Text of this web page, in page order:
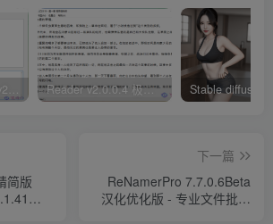
Reader v2.0.0.4 极简小说阅读器支持导入在线及离线书源
简版
，
下一篇
ReNamerPro 7.7.0.6Beta
汉化优化版 - 专业文件批量